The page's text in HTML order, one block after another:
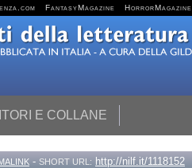
FantasyMagazine HorrorMagazine
E COLLANE
- SHORT URL: http://nilf.it/1118152